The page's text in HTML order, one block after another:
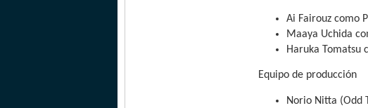
Ai Fairouz como
Maaya Uchida
Haruka Tomatsu
Equipo de producción
Norio Nitta (Odd